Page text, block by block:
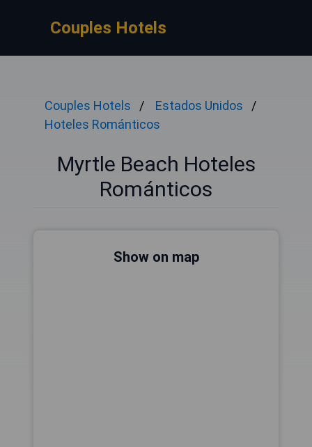
Couples Hotels
Couples Hotels
Estados Unidos
Hoteles Románticos
Myrtle Beach Hoteles
Románticos
Show on map